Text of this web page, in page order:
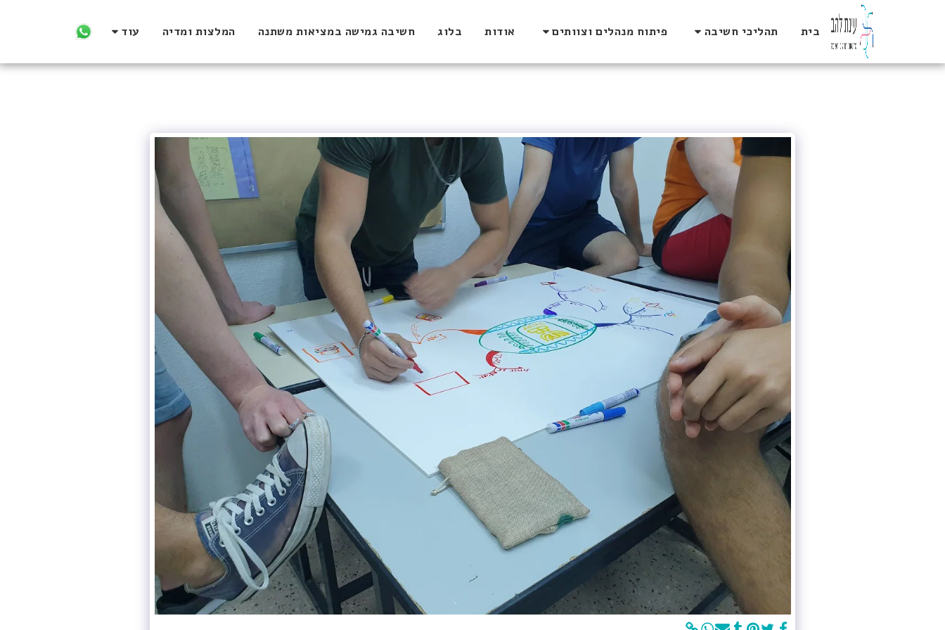
בית תהליכי חשיבה פיתוח מנהלים וצוותים אודות בלוג חשיבה גמישה במציאות משתנה המלצות ומדיה עוד